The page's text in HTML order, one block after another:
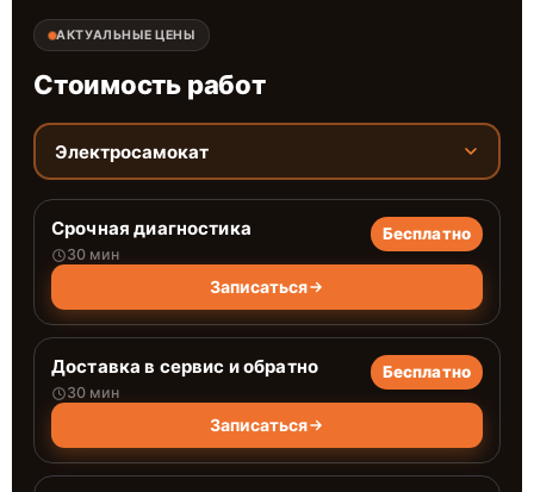
АКТУАЛЬНЫЕ ЦЕНЫ
Стоимость работ
Электросамокат
Срочная диагностика
30 мин
Бесплатно
Записаться
Доставка в сервис и обратно
30 мин
Бесплатно
Записаться